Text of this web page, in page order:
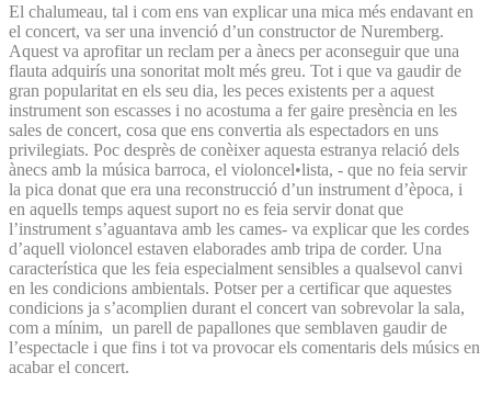
El chalumeau, tal i com ens van explicar una mica més endavant en
el concert, va ser una invenció d’un constructor de Nuremberg.
Aquest va aprofitar un reclam per a ànecs per aconseguir que una
flauta adquirís una sonoritat molt més greu. Tot i que va gaudir de
gran popularitat en els seu dia, les peces existents per a aquest
instrument son escasses i no acostuma a fer gaire presència en les
sales de concert, cosa que ens convertia als espectadors en uns
privilegiats. Poc desprès de conèixer aquesta estranya relació dels
ànecs amb la música barroca, el violoncel•lista, - que no feia servir
la pica donat que era una reconstrucció d’un instrument d’època, i
en aquells temps aquest suport no es feia servir donat que
l’instrument s’aguantava amb les cames- va explicar que les cordes
d’aquell violoncel estaven elaborades amb tripa de corder. Una
característica que les feia especialment sensibles a qualsevol canvi
en les condicions ambientals. Potser per a certificar que aquestes
condicions ja s’acomplien durant el concert van sobrevolar la sala,
com a mínim, un parell de papallones que semblaven gaudir de
l’espectacle i que fins i tot va provocar els comentaris dels músics en
acabar el concert.